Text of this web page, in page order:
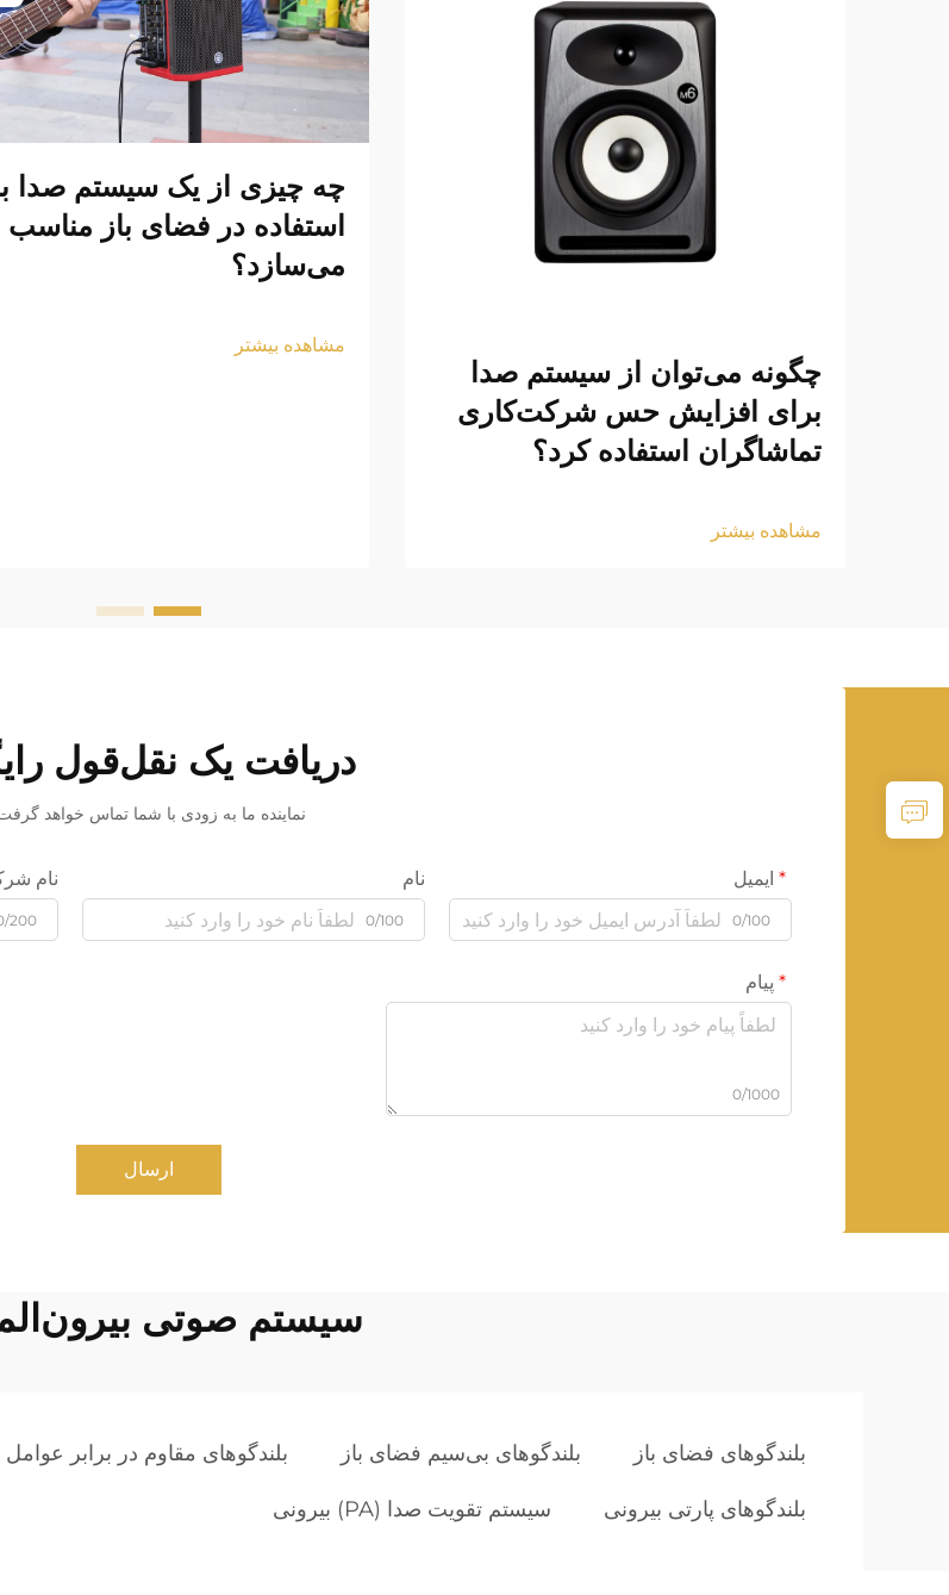
چگونه می‌توان از سیستم صدا
برای افزایش حس شرکت‌کاری
تماشاگران استفاده کرد؟
مشاهده بیشتر
چه چیزی از یک سیستم صدا
استفاده در فضای باز مناسب
می‌سازد؟
مشاهده بیشتر
دریافت یک نقل‌قول
نماینده ما به زودی با شما تماس خواهد
ایمیل
0/100
نام
0/100
نام
200
پیام
0/1000
ارسال
سیستم صوتی
بلندگوهای فضای باز بلندگوهای بی‌سیم فضای باز بلندگوهای مقاوم در برابر
بلندگوهای پارتی بیرونی سیستم تقویت صدا (PA) بیرونی